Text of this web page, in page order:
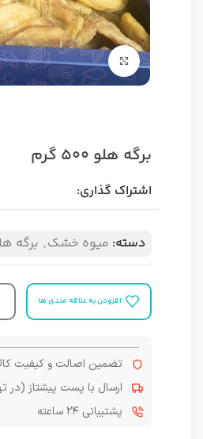
برای بزرگنمایی کلیک کنید
برگه هلو ۵۰۰ گرم
اشتراک گذاری:
دسته: میوه خشک, برگه
افزودن به علاقه مندی ها
تضمین اصالت و کیفیت
ارسال با پست پیشتاز (در
پشتیبانی ۲۴ ساعته